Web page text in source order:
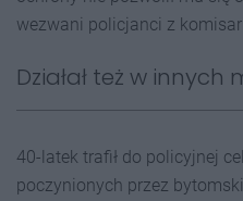
wezwani policjanci z
Działał też w innych
40-latek trafił do policyjnej
poczynionych przez